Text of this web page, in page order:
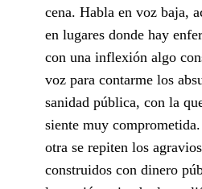
cena. Habla en voz baja,
en lugares donde hay
con una inflexión algo
voz para contarme los
sanidad pública, con la
siente muy
otra se repiten los
construidos con dinero